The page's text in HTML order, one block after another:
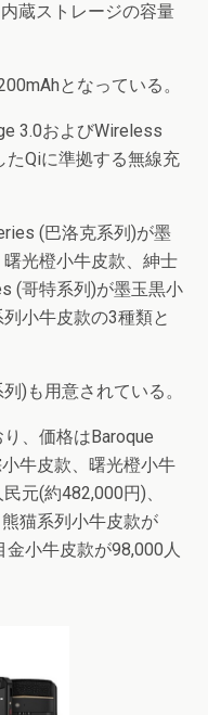
蔵ストレージの容量
となっている。
3.0およびWireless
たQiに準拠する無線充
(巴洛克系列)が墨
光橙小牛皮款、紳士
(哥特系列)が墨玉黒小
小牛皮款の3種類と
)も用意されている。
、価格はBaroque
牛皮款、曙光橙小牛
元(約482,000円)、
猫系列小牛皮款が
小牛皮款が98,000人